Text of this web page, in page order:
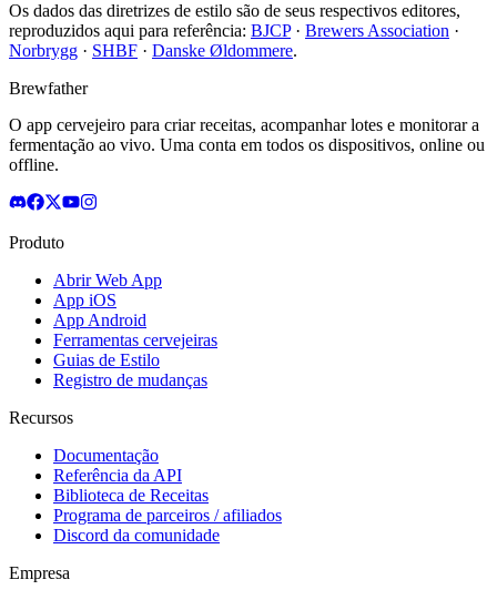
Os dados das diretrizes de estilo são de seus respectivos editores,
reproduzidos aqui para referência: BJCP· Brewers Association ·
Norbrygg · SHBF · Danske Øldommere.
Brewfather
O app cervejeiro para criar receitas, acompanhar lotes e monitorar a
fermentação ao vivo. Uma conta em todos os dispositivos, online ou
offline.
Produto
Abrir Web App
App iOS
App Android
Ferramentas cervejeiras
Guias de Estilo
Registro de mudanças
Recursos
Documentação
Referência da API
Biblioteca de Receitas
Programa de parceiros / afiliados
Discord da comunidade
Empresa